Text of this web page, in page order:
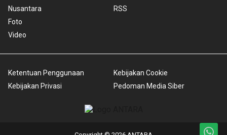
Nusantara
Foto
Video
RSS
Ketentuan Penggunaan
Kebijakan Privasi
Kebijakan Cookie
Pedoman Media Siber